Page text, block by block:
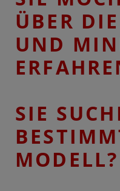
ÜBER
UND
SIE
MODELL?